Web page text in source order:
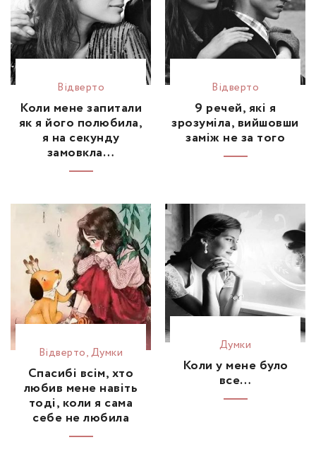
Відвертo
Коли мене запитали
як я його полюбила,
я на секунду
замовкла…
Відвертo
9 речей, які я
зрозуміла, вийшовши
заміж не за того
Відвертo,Думки
Спасибі всім, хто
любив мене навіть
тоді, коли я сама
себе не любила
Думки
Коли у мене було
все…